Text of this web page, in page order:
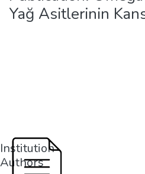
Yağ Asitlerinin
Institution
Authors